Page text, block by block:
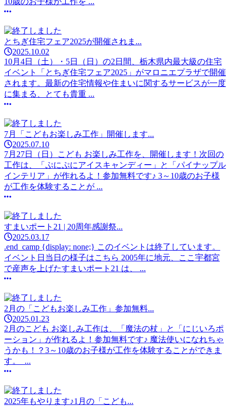
とちぎ住宅フェア2025が開催されま...
2025.10.02
10月4日（土）・5日（日）の2日間、栃木県内最大級の住宅
イベント「とちぎ住宅フェア2025」がマロニエプラザで開催
されます。最新の住宅情報や住まいに関するサービスが一度
に集まる、とても貴重 ...
7月「こどもお楽しみ工作」開催します...
2025.07.10
7月27日（日）こども お楽しみ工作を、開催します！次回の
工作は、「ぷにぷにアイスキャンディー」と「パイナップル
インテリア」が作れるよ！参加無料です♪ 3～10歳のお子様
が工作を体験することが ...
すまいポート21 | 20周年感謝祭...
2025.03.17
.end_camp {display: none;} このイベントは終了しています。
イベント日当日の様子はこちら 2005年に地元、ここ宇都宮
で産声を上げたすまいポート21 は、 ...
2月の「こどもお楽しみ工作」参加無料...
2025.01.23
2月のこども お楽しみ工作は、「魔法の杖」と「にじいろポ
ーション」が作れるよ！参加無料です♪ 魔法使いになれちゃ
うかも！？3～10歳のお子様が工作を体験することができま
す。 ...
2025年もやります♪1月の「こども...